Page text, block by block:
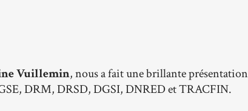
Vuillemin, nous a fait une brillante présentation
DRM, DRSD, DGSI, DNRED et TRACFIN.